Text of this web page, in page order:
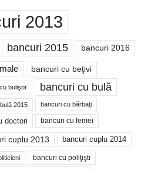
2013
bancuri 2015 bancuri 2016
bancuri cu beţivi
bulişor bancuri cu bulă
2015 bancuri cu bărbaţi
doctori bancuri cu femei
cuplu 2013 bancuri cuplu 2014
bancuri cu poliţişti